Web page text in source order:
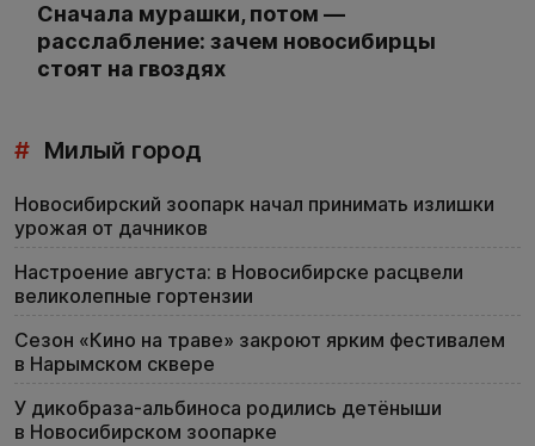
Сначала мурашки, потом —
расслабление: зачем новосибирцы
стоят на гвоздях
# Милый город
Новосибирский зоопарк начал принимать излишки
урожая от дачников
Настроение августа: в Новосибирске расцвели
великолепные гортензии
Сезон «Кино на траве» закроют ярким фестивалем
в Нарымском сквере
У дикобраза-альбиноса родились детёныши
в Новосибирском зоопарке